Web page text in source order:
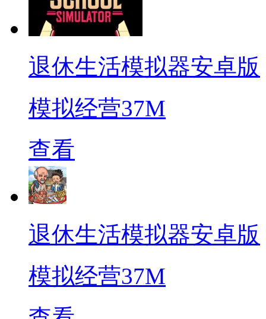
退休生活模拟器安卓版
模拟经营37M
查看
退休生活模拟器安卓版
模拟经营37M